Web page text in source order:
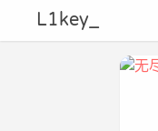
L1key_